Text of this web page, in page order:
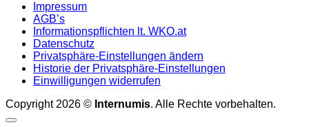
Impressum
AGB’s
Informationspflichten lt. WKO.at
Datenschutz
Privatsphäre-Einstellungen ändern
Historie der Privatsphäre-Einstellungen
Einwilligungen widerrufen
Copyright 2026 © Internumis. Alle Rechte vorbehalten.